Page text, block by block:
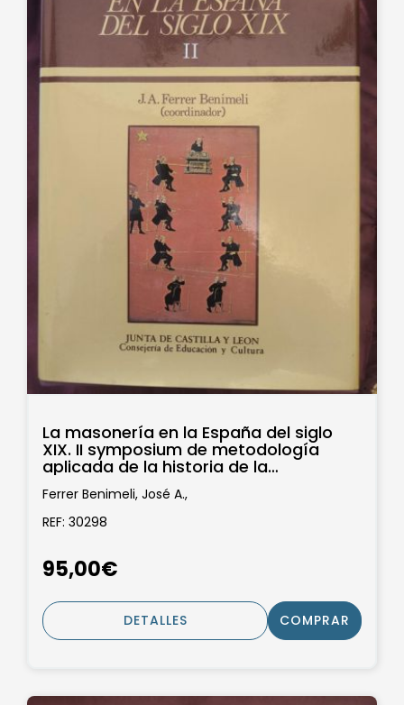
La masonería en la España del siglo
XIX. II symposium de metodología
aplicada de la historia de la
masonería...
Ferrer Benimeli, José A.,
REF: 30298
95,00€
DETALLES COMPRAR